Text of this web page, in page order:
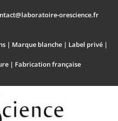
orescience.fr
| Marque blanche | Label privé |
| Fabrication française